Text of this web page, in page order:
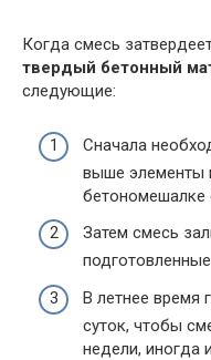
Когда смесь
твердый бетонный
следующие:
Сначала
выше элементы
бетономешалке
Затем смесь
В летнее время
суток, чтобы
недели, иногда